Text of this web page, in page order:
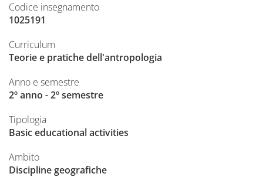
Codice insegnamento
1025191
Curriculum
Teorie e pratiche dell'antropologia
Anno e semestre
2º anno - 2º semestre
Tipologia
Basic educational activities
Ambito
Discipline geografiche